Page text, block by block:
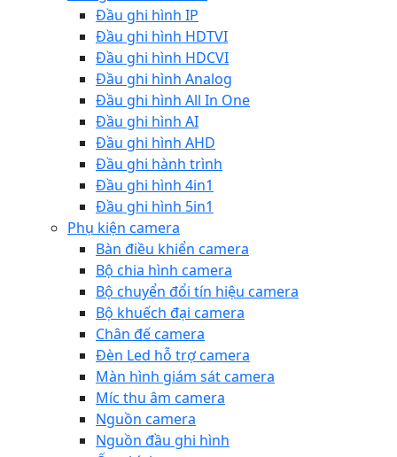
Đầu ghi hình IP
Đầu ghi hình HDTVI
Đầu ghi hình HDCVI
Đầu ghi hình Analog
Đầu ghi hình All In One
Đầu ghi hình AI
Đầu ghi hình AHD
Đầu ghi hành trình
Đầu ghi hình 4in1
Đầu ghi hình 5in1
Phụ kiện camera
Bàn điều khiển camera
Bộ chia hình camera
Bộ chuyển đổi tín hiệu camera
Bộ khuếch đại camera
Chân đế camera
Đèn Led hỗ trợ camera
Màn hình giám sát camera
Míc thu âm camera
Nguồn camera
Nguồn đầu ghi hình